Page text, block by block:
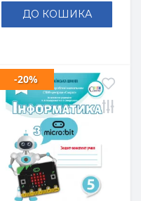
ДО КОШИКА
-20%